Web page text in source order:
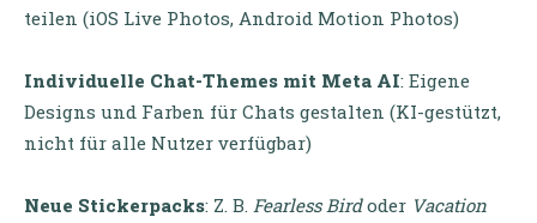
teilen (iOS Live Photos, Android Motion Photos)
Individuelle Chat-Themes mit Meta AI: Eigene
Designs und Farben für Chats gestalten (KI-gestützt,
nicht für alle Nutzer verfügbar)
Neue Stickerpacks: Z. B. Fearless Birdoder Vacation